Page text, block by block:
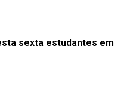
sexta estudantes em